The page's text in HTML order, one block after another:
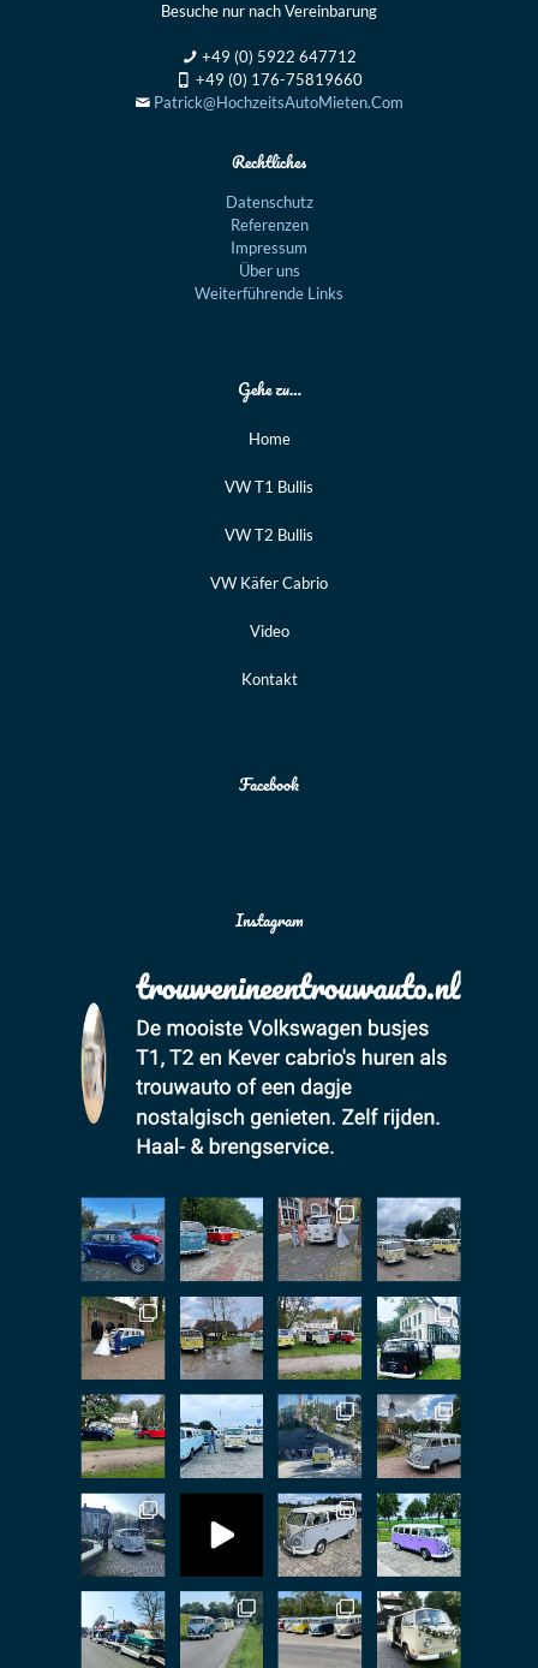
Besuche nur nach Vereinbarung
+49 (0) 5922 647712
+49 (0) 176-75819660
Patrick@HochzeitsAutoMieten.Com
Rechtliches
Datenschutz
Referenzen
Impressum
Über uns
Weiterführende Links
Gehe zu…
Home
VW T1 Bullis
VW T2 Bullis
VW Käfer Cabrio
Video
Kontakt
Facebook
Instagram